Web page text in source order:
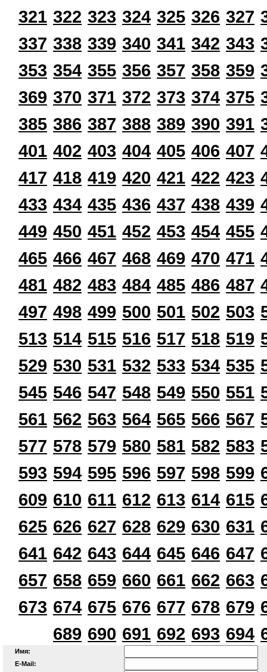
321 322 323 324 325 326 327
337 338 339 340 341 342 343
353 354 355 356 357 358 359
369 370 371 372 373 374 375
385 386 387 388 389 390 391
401 402 403 404 405 406 407
417 418 419 420 421 422 423
433 434 435 436 437 438 439
449 450 451 452 453 454 455
465 466 467 468 469 470 471
481 482 483 484 485 486 487
497 498 499 500 501 502 503
513 514 515 516 517 518 519
529 530 531 532 533 534 535
545 546 547 548 549 550 551
561 562 563 564 565 566 567
577 578 579 580 581 582 583
593 594 595 596 597 598 599
609 610 611 612 613 614 615
625 626 627 628 629 630 631
641 642 643 644 645 646 647
657 658 659 660 661 662 663
673 674 675 676 677 678 679
689 690 691 692 693 694
Имя:
E-Mail: